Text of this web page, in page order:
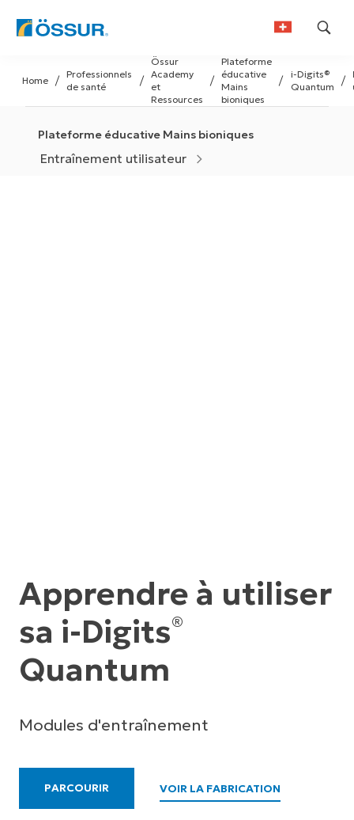
Skip
content
German
French
i-Digits®
Quantum
Plateforme
éducative
Mains
bioniques
Össur
Academy
et
Ressources
Professionnels
de santé
Home
Plateforme éducative Mains bioniques
Entraînement utilisateur
Apprendre à utiliser
sa i-Digits®
Quantum
Modules d'entraînement
PARCOURIR VOIR LA FABRICATION